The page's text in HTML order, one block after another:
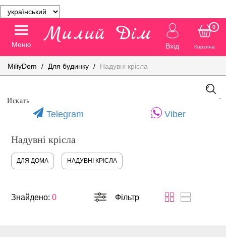
Меню Вхід Корзина
0
MiliyDom Для будинку Надувні крісла
Telegram Viber
Надувні крісла
ДЛЯ ДОМА НАДУВНІ КРІСЛА
Знайдено:0 Фільтр